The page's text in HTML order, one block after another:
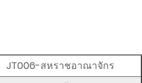
JT006-สหราชอาณาจักร